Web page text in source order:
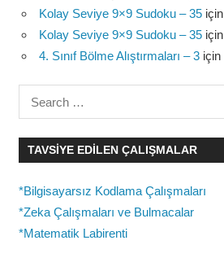
Kolay Seviye 9×9 Sudoku – 35 için
Kolay Seviye 9×9 Sudoku – 35 için
4. Sınıf Bölme Alıştırmaları – 3 için
Search
for:
TAVSIYE EDILEN ÇALIŞMALAR
*Bilgisayarsız Kodlama Çalışmaları
*Zeka Çalışmaları ve Bulmacalar
*Matematik Labirenti